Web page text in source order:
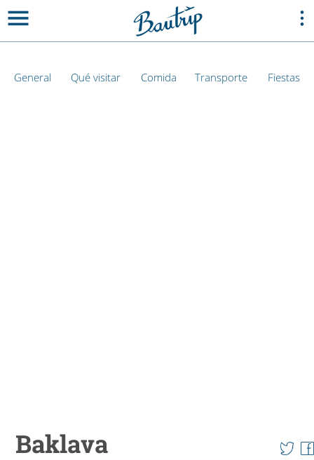
General Qué visitar Comida Transporte Fiestas
Baklava